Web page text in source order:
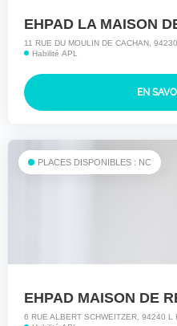
EHPAD LA MAISON
11 RUE DU MOULIN DE CACHAN,
Habilité APL
EN
PLACES DISPONIBLES : NC
EHPAD MAISON DE
6 RUE ALBERT SCHWEITZER, 94240 L